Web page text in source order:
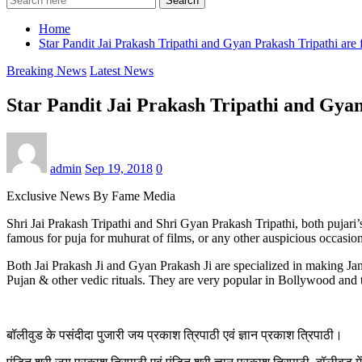
Home
Star Pandit Jai Prakash Tripathi and Gyan Prakash Tripathi
Breaking News Latest News
Star Pandit Jai Prakash Tripathi and
admin Sep 19, 2018 0
Exclusive News By Fame Media
Shri Jai Prakash Tripathi and Shri Gyan Prakash Tripathi, both
famous for puja for muhurat of films, or any other auspicious
Both Jai Prakash Ji and Gyan Prakash Ji are specialized in making
Pujan & other vedic rituals. They are very popular in Bollywood and
बॉलीवुड के पसंदीदा पुजारी जय प्रकाश त्रिपाठी एवं ज्ञान प्रकाश त्रिपाठी।